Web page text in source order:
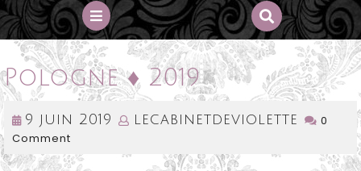
Open
Button
Pologne ♦ 2019
9 juin 2019 9
2019
lecabinetdeviolette
0
Comment